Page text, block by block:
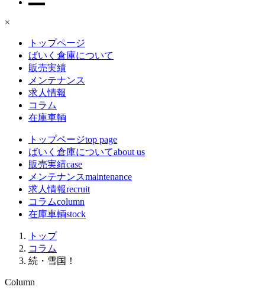
×
トップページ
ばいく倉庫について
販売実績
メンテナンス
求人情報
コラム
在庫車輌
トップページtop page
ばいく倉庫についてabout us
販売実績case
メンテナンスmaintenance
求人情報recruit
コラムcolumn
在庫車輌stock
トップ
コラム
続・雪国！
Column